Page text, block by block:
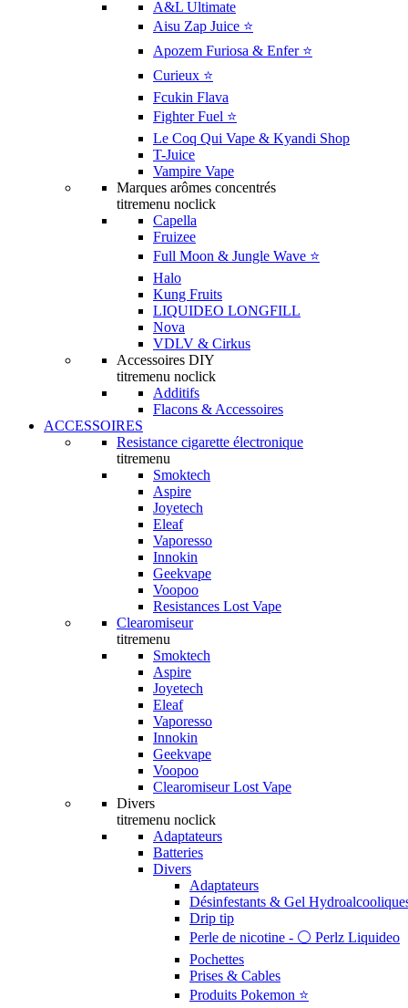
A&L Ultimate
Aisu Zap Juice ⭐️
Apozem Furiosa & Enfer ⭐️
Curieux ⭐️
Fcukin Flava
Fighter Fuel ⭐️
Le Coq Qui Vape & Kyandi Shop
T-Juice
Vampire Vape
Marques arômes concentrés
titremenu noclick
Capella
Fruizee
Full Moon & Jungle Wave ⭐️
Halo
Kung Fruits
LIQUIDEO LONGFILL
Nova
VDLV & Cirkus
Accessoires DIY
titremenu noclick
Additifs
Flacons & Accessoires
ACCESSOIRES
Resistance cigarette électronique
titremenu
Smoktech
Aspire
Joyetech
Eleaf
Vaporesso
Innokin
Geekvape
Voopoo
Resistances Lost Vape
Clearomiseur
titremenu
Smoktech
Aspire
Joyetech
Eleaf
Vaporesso
Innokin
Geekvape
Voopoo
Clearomiseur Lost Vape
Divers
titremenu noclick
Adaptateurs
Batteries
Divers
Adaptateurs
Désinfestants & Gel
Drip tip
Perle de nicotine - ⚪️ Perlz Liquideo
Pochettes
Prises & Cables
Produits Pokemon ⭐️